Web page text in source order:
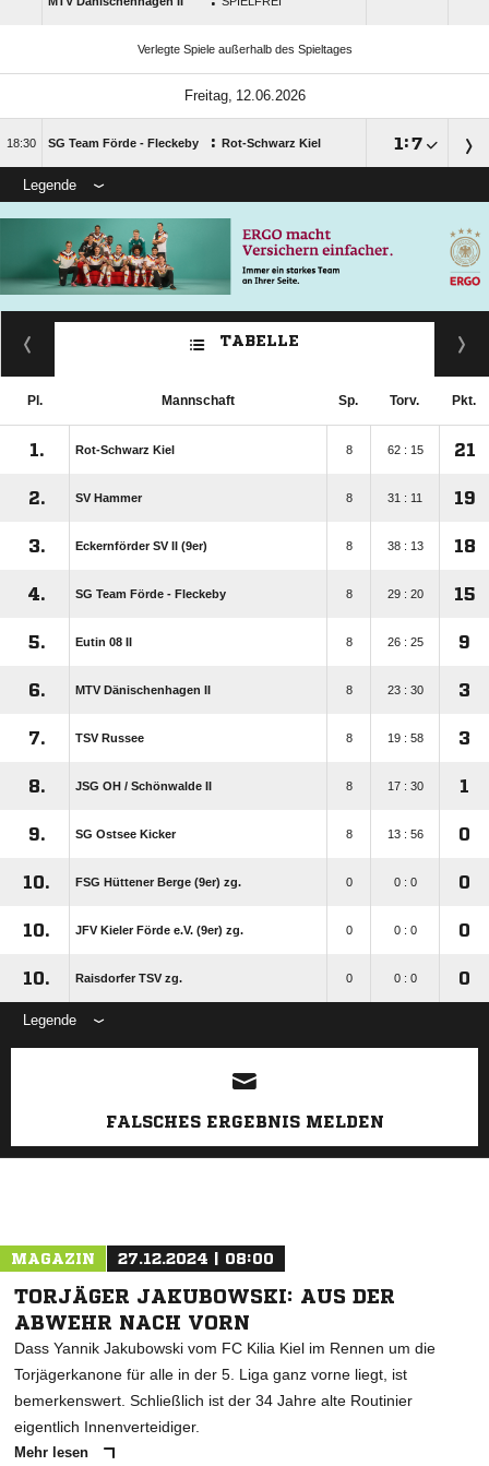
Verlegte Spiele außerhalb des Spieltages
 
 SG Team Förde - Fleckeby : Rot-Schwarz Kiel  :
Legende
TABELLE
Pl. Mannschaft Sp. Torv. Pkt.
1. Rot-Schwarz Kiel 8 62 : 15 21
2. SV Hammer 8 31 : 11 19
3. Eckernförder SV II (9er) 8 38 : 13 18
4. SG Team Förde - Fleckeby 8 29 : 20 15
5. Eutin 08 II 8 26 : 25 9
6. MTV Dänischenhagen II 8 23 : 30 3
7. TSV Russee 8 19 : 58 3
8. JSG OH /​ Schönwalde II 8 17 : 30 1
9. SG Ostsee Kicker 8 13 : 56 0
10. FSG Hüttener Berge (9er) zg. 0 0 : 0 0
10. JFV Kieler Förde e.V. (9er) zg. 0 0 : 0 0
10. Raisdorfer TSV zg. 0 0 : 0 0
Legende
ANZEIGE
FALSCHES ERGEBNIS MELDEN
MAGAZIN 27.12.2024 | 08:00
TORJÄGER JAKUBOWSKI: AUS DER
ABWEHR NACH VORN
Dass Yannik Jakubowski vom FC Kilia Kiel im Rennen um die
Torjägerkanone für alle in der 5. Liga ganz vorne liegt, ist
bemerkenswert. Schließlich ist der 34 Jahre alte Routinier
eigentlich Innenverteidiger.
Mehr lesen